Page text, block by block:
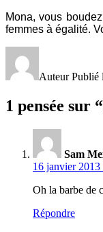
Mona, vous
femmes à égalité.
AuteurPublié
1 pensée sur
Sam
16 janvier
Oh la barbe de
Répondre